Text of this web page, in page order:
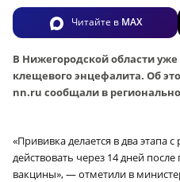
Читайте в MAX
В Нижегородской области
клещевого энцефалита. Об
nn.ru сообщали в
«Прививка делается в два этапа
действовать через 14 дней
вакцины», — отметили в